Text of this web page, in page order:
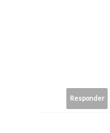
Responder